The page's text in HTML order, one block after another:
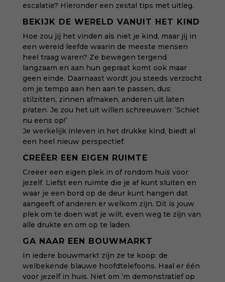
escalatie? Hieronder een zestal tips met uitleg.
BEKIJK DE WERELD VANUIT HET KIND
Hoe zou jij het vinden als niet je kind, maar jij in
een wereld leefde waarin de meeste mensen
heel traag waren? Ze bewegen tergend
langzaam en aan hun gepraat komt ook maar
geen einde. Daarnaast wordt jou steeds verzocht
om je tempo aan hen aan te passen, dus:
stilzitten, zinnen afmaken, anderen uit laten
praten. Je zou het uit willen schreeuwen: ‘Schiet
nu eens op!’
Je werkelijk inleven in het drukke kind, biedt al
een heel nieuw perspectief.
CREËER EEN EIGEN RUIMTE
Creëer een eigen plek in of rondom huis voor
jezelf. Liefst een ruimte die je af kunt sluiten en
waar je een bord op de deur kunt hangen dat
aangeeft of anderen er welkom zijn. Dit is jouw
plek om te doen wat je wilt, even weg te zijn van
alle drukte en om op te laden.
GA NAAR EEN BOUWMARKT
In iedere bouwmarkt zijn ze te koop: de
welbekende blauwe hoofdtelefoons. Haal er één
voor jezelf in huis. Niet om ‘m demonstratief op